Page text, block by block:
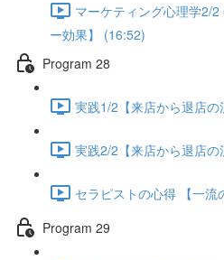
マーケティング心理学2/
ー効果】 (16:52)
Program 28
実践1/2【来店から退店
実践2/2【来店から退店
セラピストの心得 【一
Program 29